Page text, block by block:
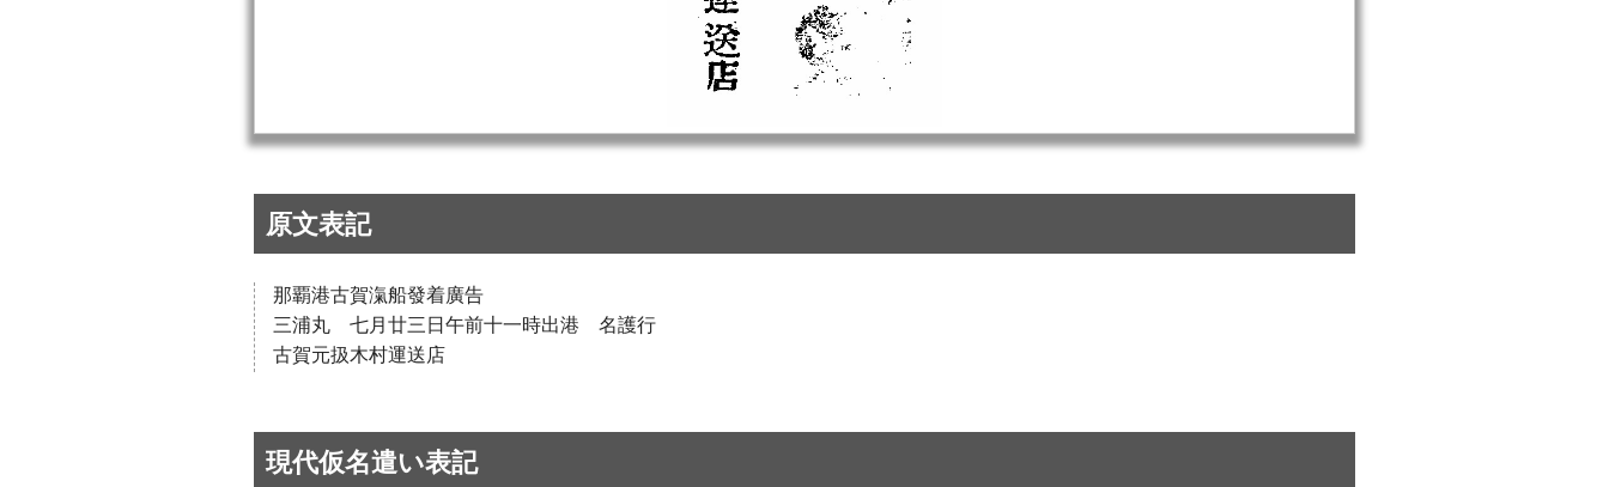
原文表記
那覇港古賀滊船發着廣告
三浦丸 七月廿三日午前十一時出港 名護行
古賀元扱木村運送店
現代仮名遣い表記